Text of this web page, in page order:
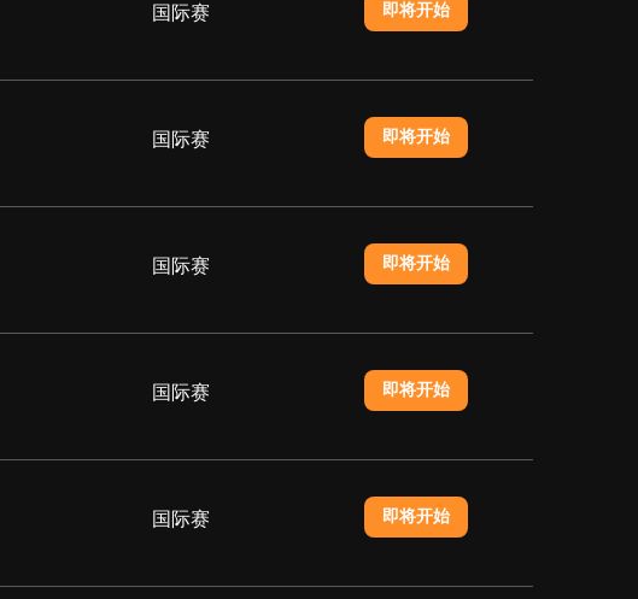
国际赛 即将开始
国际赛 即将开始
国际赛 即将开始
国际赛 即将开始
国际赛 即将开始